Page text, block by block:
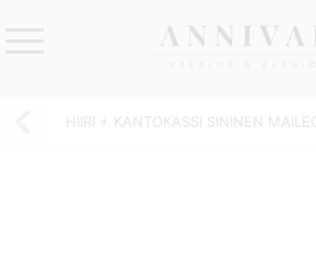
&
HIIRI + KANTOKASSI SININEN